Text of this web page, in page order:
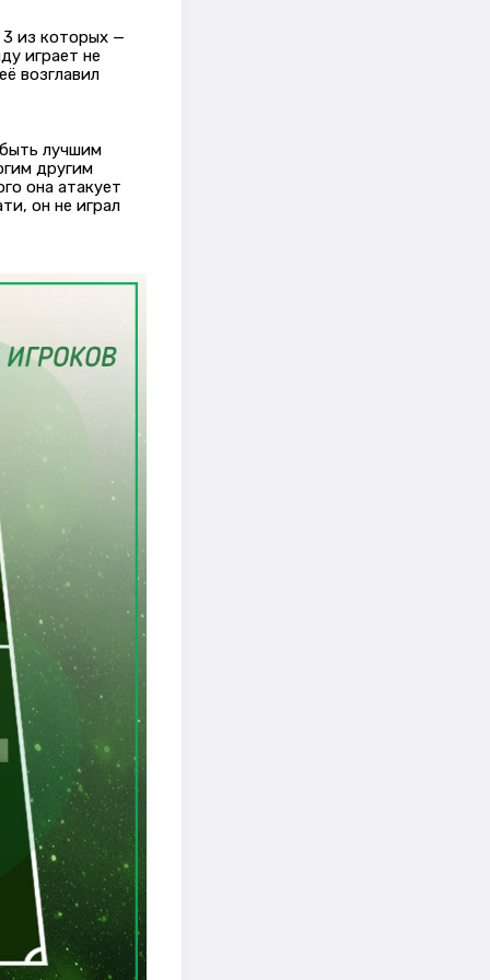
из которых —
играет не
возглавил
лучшим
другим
она атакует
он не играл